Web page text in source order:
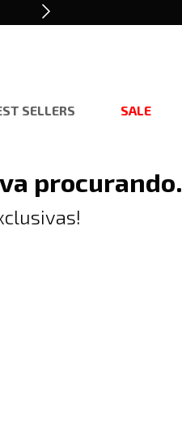
SELLERS SALE
procurando.